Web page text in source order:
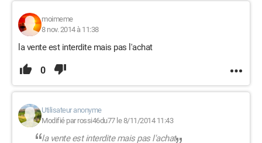
moimeme
8 nov. 2014 à 11:38
la vente est interdite mais pas l'achat
0
Utilisateur anonyme
Modifié par rossi46du77 le 8/11/2014 11:43
la vente est interdite mais pas l'achat